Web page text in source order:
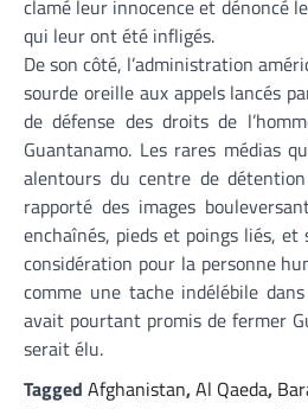
clamé leur innocence et dénoncé
qui leur ont été infligés.
De son côté, l’administration
sourde oreille aux appels lancés
de défense des droits de
Guantanamo. Les rares médias
alentours du centre de
rapporté des images
enchaînés, pieds et poings liés,
considération pour la personne
comme une tache indélébile
avait pourtant promis de fermer
serait élu.
Tagged Afghanistan,Al Qaeda,